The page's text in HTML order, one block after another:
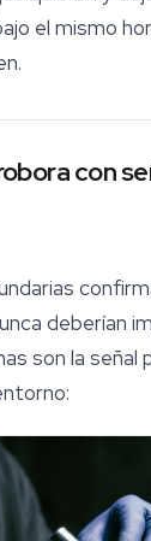
el mismo
con
deberían
son la señal